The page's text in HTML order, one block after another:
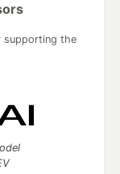
果你有需要可
替换为你想要的
对应时间语
致的报错，你
一循环。
supporting the